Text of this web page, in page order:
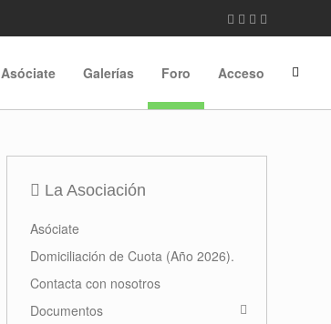
Asóciate Galerías Foro Acceso
La Asociación
Asóciate
Domiciliación de Cuota (Año 2026).
Contacta con nosotros
Documentos